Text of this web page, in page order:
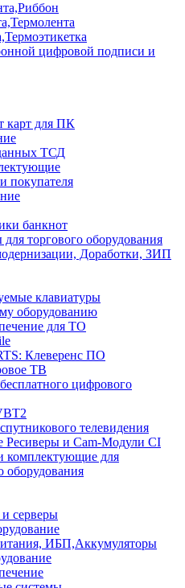
цифровой подписи и
карт для ПК
ТСД
покупателя
банкнот
торгового оборудования
Доработки, ЗИП
клавиатуры
оборудованию
для ТО
Клеверенс ПО
ТВ
цифрового
телевидения
Ресиверы и Cam-Модули CI
комплектующие для
оборудования
серверы
ИБП,Аккумуляторы